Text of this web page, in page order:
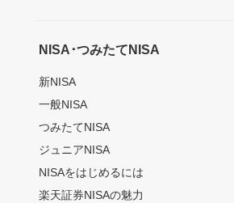
NISA･つみたてNISA
新NISA
一般NISA
つみたてNISA
ジュニアNISA
NISAをはじめるには
楽天証券NISAの魅力